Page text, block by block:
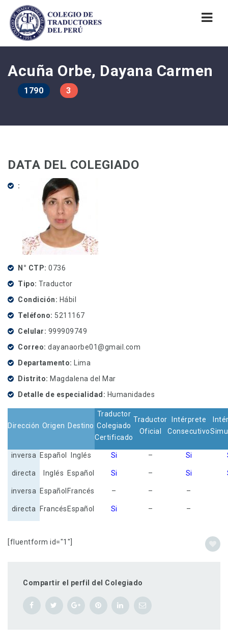
Acuña Orbe, Dayana Carmen
1790 3
DATA DEL COLEGIADO
N° CTP 0736
Tipo Traductor
Condición
Hábil
Teléfono
5211167
Celular
999909749
Correo dayanaorbe01@gmail.com
Departamento Lima
Distrito Magdalena del Mar
Detalle de especialidad
Humanidades
Dirección Origen Destino
Traductor
Colegiado
Certificado
Traductor
Oficial
Intérprete
Consecutivo
inversa Español Inglés Si – Si
directa Inglés Español Si – Si
inversa Español Francés – – –
directa Francés Español Si – –
[fluentform id="1"]
Compartir el perfil del Colegiado